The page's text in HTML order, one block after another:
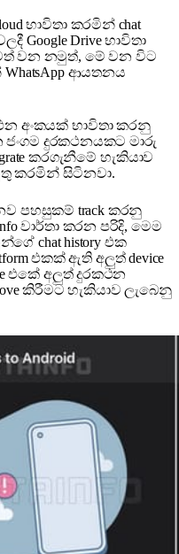
භාවිතා කරමින් chat
Google Drive භාවිතා
වන නමුත්, මේ වන විට
ආයතනය
අංකයක් භාවිතා කරනු
දුරකථනයකට මාරු
කරගැනීමේ හැකියාව
කරමින් සිටිනවා.
පහසුකම් track කරනු
වාර්තා කරන පරිදි, මෙම
chat history එක
එකක් ඇති අලුත් device
එකේ අලුත් දුරකථන
කිරීමට හැකියාව ලැබෙනු